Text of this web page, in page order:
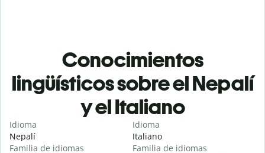
Conocimientos
lingüísticos sobre el Nepalí
y el Italiano
Idioma
Nepalí
Familia de idiomas
Idioma
Italiano
Familia de idiomas